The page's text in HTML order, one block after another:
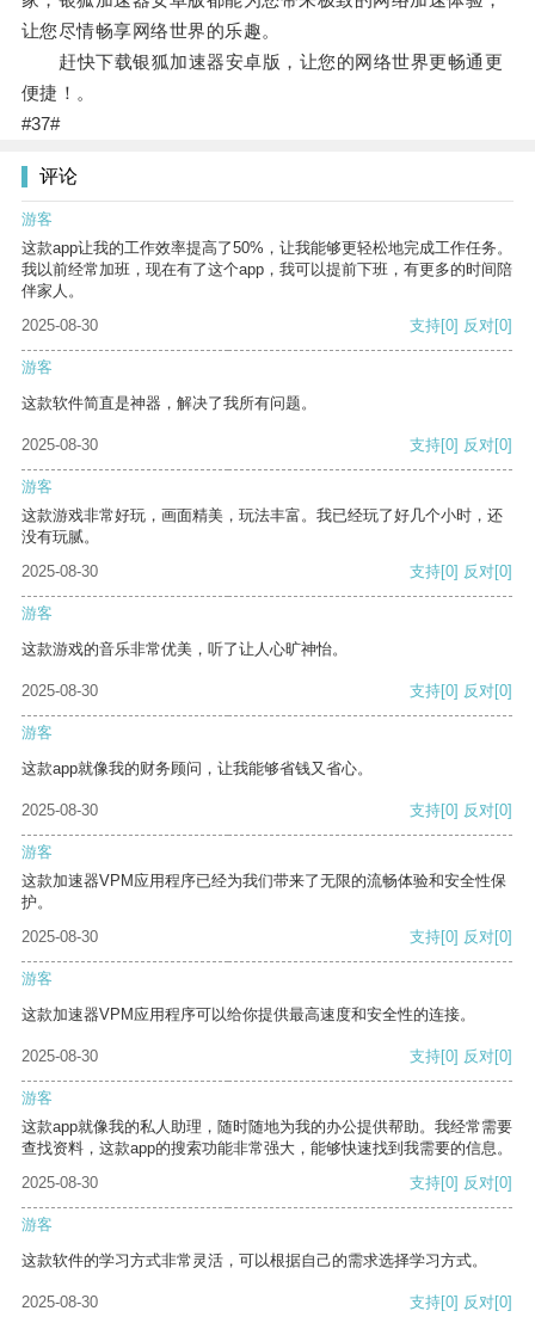
让您尽情畅享网络世界的乐趣。
赶快下载银狐加速器安卓版，让您的网络世界更畅通更
便捷！。
#37#
评论
游客
这款app让我的工作效率提高了50%，让我能够更轻松地完成工作任务。
我以前经常加班，现在有了这个app，我可以提前下班，有更多的时间陪
伴家人。
2025-08-30
支持[0] 反对[0]
游客
这款软件简直是神器，解决了我所有问题。
2025-08-30 支持[0] 反对[0]
游客
这款游戏非常好玩，画面精美，玩法丰富。我已经玩了好几个小时，还
没有玩腻。
2025-08-30
支持[0] 反对[0]
游客
这款游戏的音乐非常优美，听了让人心旷神怡。
2025-08-30 支持[0] 反对[0]
游客
这款app就像我的财务顾问，让我能够省钱又省心。
2025-08-30 支持[0] 反对[0]
游客
这款加速器VPM应用程序已经为我们带来了无限的流畅体验和安全性保
护。
2025-08-30
支持[0] 反对[0]
游客
这款加速器VPM应用程序可以给你提供最高速度和安全性的连接。
2025-08-30 支持[0] 反对[0]
游客
这款app就像我的私人助理，随时随地为我的办公提供帮助。我经常需要
查找资料，这款app的搜索功能非常强大，能够快速找到我需要的信息。
2025-08-30
支持[0] 反对[0]
游客
这款软件的学习方式非常灵活，可以根据自己的需求选择学习方式。
2025-08-30 支持[0] 反对[0]